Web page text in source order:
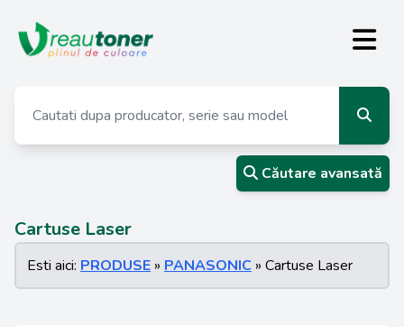
Căutare avansată
Cartuse Laser
Esti aici: PRODUSE » PANASONIC » Cartuse Laser